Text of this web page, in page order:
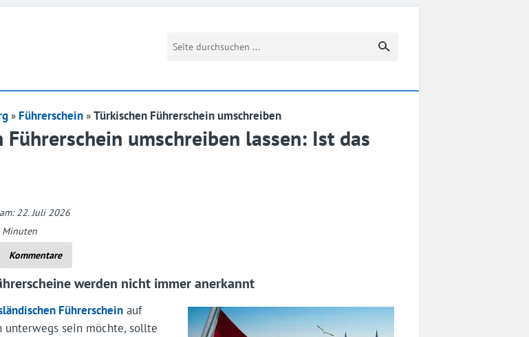
Suchbegriff eingeben
Führerschein Türkischen Führerschein umschreiben
Führerschein umschreiben lassen: Ist das
22. Juli 2026
Minuten
Kommentare
werden nicht immer anerkannt
Führerscheinauf
unterwegs sein möchte, sollte